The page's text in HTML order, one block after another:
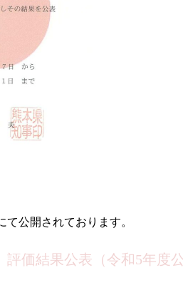
公開されております。
価結果公表（令和5年度